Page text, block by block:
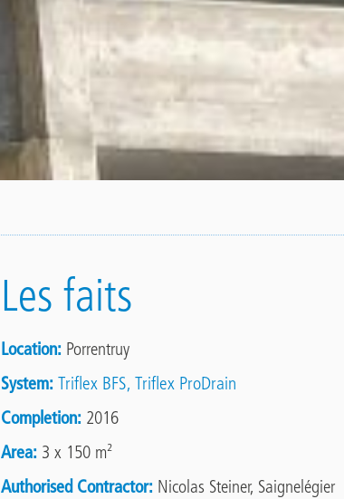
Les faits
Location Porrentruy
System Triflex BFS Triflex ProDrain
Completion 2016
Area 3 x 150 m²
Authorised Contractor Nicolas Steiner, Saignelégier